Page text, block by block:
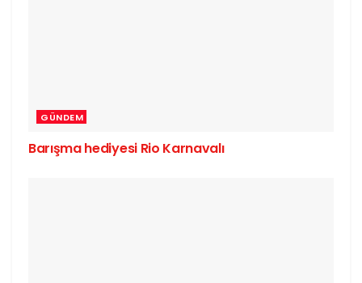
GÜNDEM
Barışma hediyesi Rio Karnavalı